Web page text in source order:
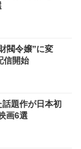
閥令嬢”に変
信開始
題作が日本初
画6選